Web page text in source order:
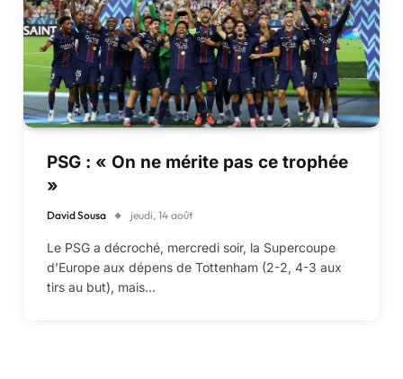
PSG : « On ne mérite pas ce trophée
»
David Sousa jeudi, 14 août
Le PSG a décroché, mercredi soir, la Supercoupe
d’Europe aux dépens de Tottenham (2-2, 4-3 aux
tirs au but), mais…